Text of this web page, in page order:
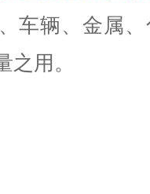
车辆、金属
用。